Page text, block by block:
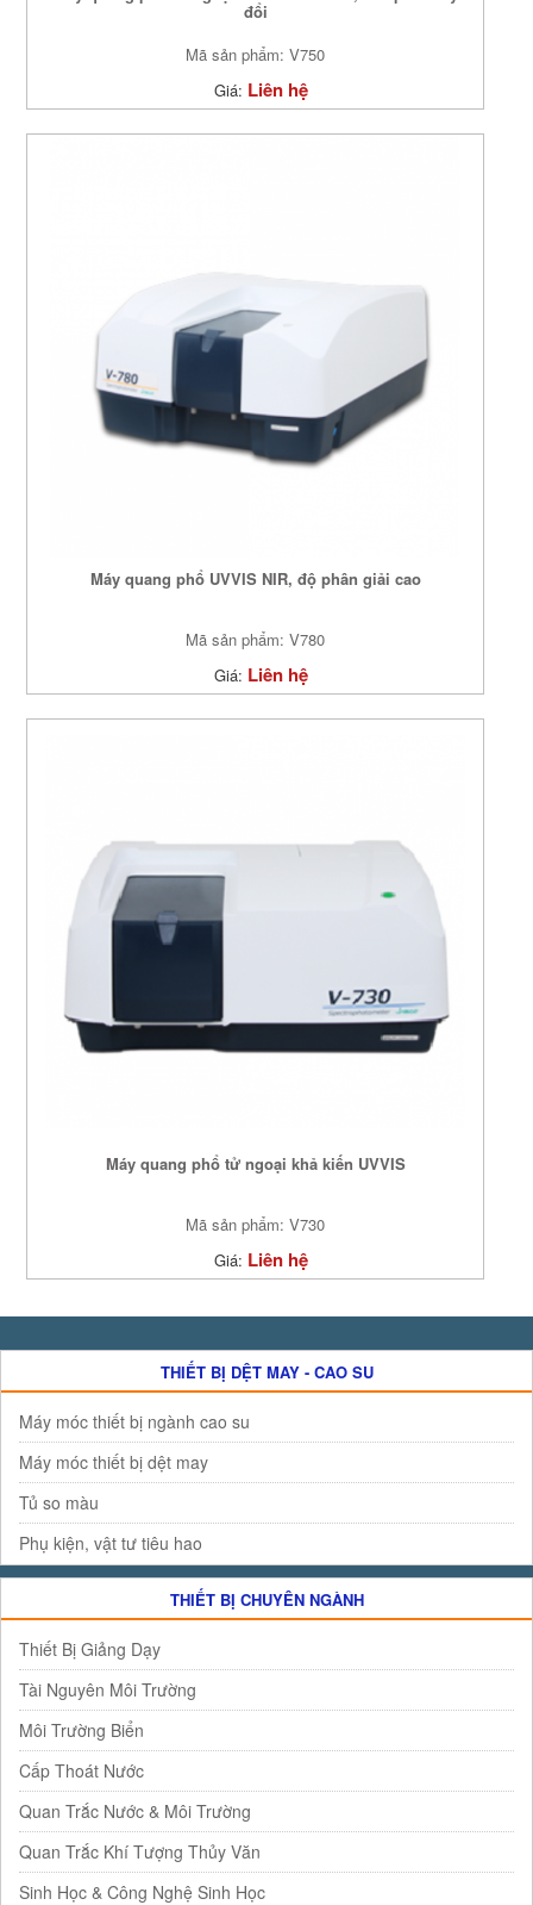
đổi
Mã sản phẩm: V750
Giá: Liên hệ
Máy quang phổ UVVIS NIR, độ phân giải cao
Mã sản phẩm: V780
Giá: Liên hệ
Máy quang phổ tử ngoại khả kiến UVVIS
Mã sản phẩm: V730
Giá: Liên hệ
THIẾT BỊ DỆT MAY - CAO SU
Máy móc thiết bị ngành cao su
Máy móc thiết bị dệt may
Tủ so màu
Phụ kiện, vật tư tiêu hao
THIẾT BỊ CHUYÊN NGÀNH
Thiết Bị Giảng Dạy
Tài Nguyên Môi Trường
Môi Trường Biển
Cấp Thoát Nước
Quan Trắc Nước & Môi Trường
Quan Trắc Khí Tượng Thủy Văn
Sinh Học & Công Nghệ Sinh Học